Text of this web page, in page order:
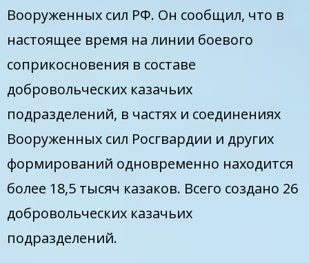
Вооруженных сил РФ. Он сообщил, что в
настоящее время на линии боевого
соприкосновения в составе
добровольческих казачьих
подразделений, в частях и соединениях
Вооруженных сил Росгвардии и других
формирований одновременно находится
более 18,5 тысяч казаков. Всего создано 26
добровольческих казачьих
подразделений.